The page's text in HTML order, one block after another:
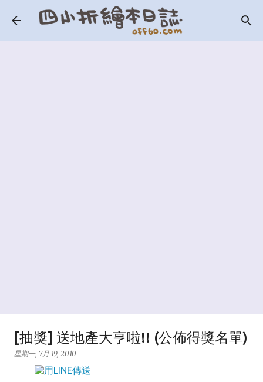
跳到主要內容
[抽獎] 送地產大亨啦!! (公佈得獎名單)
星期一, 7月 19, 2010